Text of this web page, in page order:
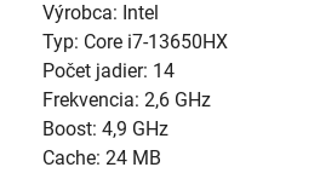
Výrobca: Intel
Typ: Core i7-13650HX
Počet jadier: 14
Frekvencia: 2,6 GHz
Boost: 4,9 GHz
Cache: 24 MB